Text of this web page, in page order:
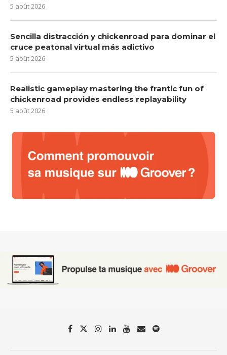
5 août 2026
Sencilla distracción y chickenroad para dominar el
cruce peatonal virtual más adictivo
5 août 2026
Realistic gameplay mastering the frantic fun of
chickenroad provides endless replayability
5 août 2026